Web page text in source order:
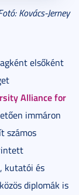
Kovács-Jerney
elsőként
Alliance for
immáron
számos
kutatói és
diplomák is